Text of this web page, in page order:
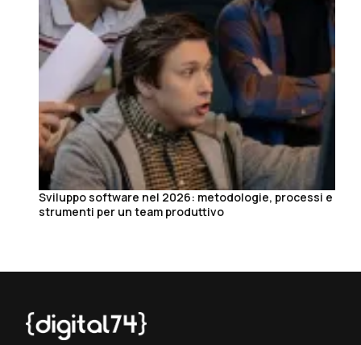
Sviluppo software nel 2026: metodologie, processi e
strumenti per un team produttivo